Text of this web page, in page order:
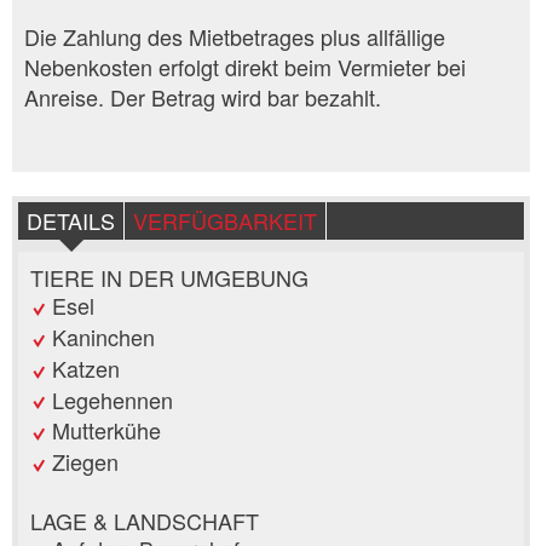
Die Zahlung des Mietbetrages plus allfällige
Nebenkosten erfolgt direkt beim Vermieter bei
Anreise. Der Betrag wird bar bezahlt.
DETAILS
VERFÜGBARKEIT
TIERE IN DER UMGEBUNG
Esel
Kaninchen
Katzen
Legehennen
Mutterkühe
Ziegen
LAGE & LANDSCHAFT